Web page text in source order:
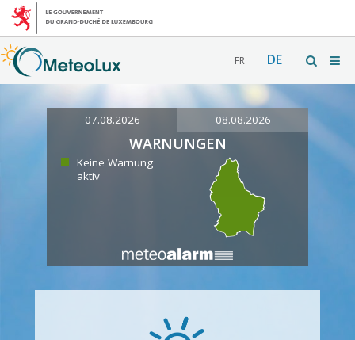
FR DE
07.08.2026 08.08.2026
WARNUNGEN
Keine Warnung
aktiv